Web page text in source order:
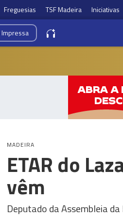
Freguesias TSF Madeira Iniciativas
Impressa
MADEIRA
ETAR do
vêm
Deputado da Assembleia